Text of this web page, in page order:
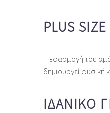
PLUS
Η εφαρμογή του
δημιουργεί φυσική
ΙΔΑΝΙΚΌ